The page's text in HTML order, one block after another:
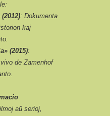
: Dokumenta
kaj
(2015):
de Zamenhof
aŭ serioj,